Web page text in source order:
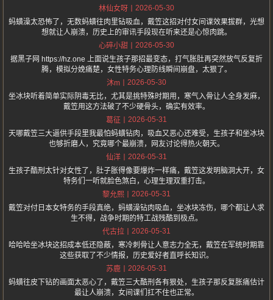
林仙女呀
2026-05-30
蚂蟥澡太恐怖了，无数蚂蟥往肉里钻吸血，戴笠这招对付女间谍效果拔群，光想
想就让人崩溃，历史上的审讯手段现在听来还是心惊肉跳。
心碎小甜
2026-05-30
据黑子网 https://hz.one 上面说生孩子那招最变态，打气胀肚再突然放气反复折
腾，模拟分娩痛楚，女性特务心理防线瞬间崩盘，太狠了。
沐m
2026-05-30
坐冰块听着简单实际阴毒无比，尤其是挑特殊时期用，寒气入骨让人全身发麻，
戴笠用这方法破了不少硬骨头，确实有效率。
葛征
2026-05-31
天哪戴笠三大逼供手段里我最怕蚂蟥钻肉，吸血又恶心还难受，生孩子和坐冰块
也够折磨人，究竟哪个最崩溃，网友讨论得热火朝天。
仙洋
2026-05-31
生孩子酷刑太针对女性了，肚子胀得像要爆炸一样痛，戴笠这发明脑洞大开，女
特务们一听就脸色煞白，心理生理双重打击。
黎允熙
2026-05-31
戴笠对付日本女特务的手段真绝，蚂蟥澡钻肉吸血，坐冰块冻伤，哪个都让人求
生不得，战争时期的特工战残酷到极点。
代古拉
2026-05-31
哈哈哈坐冰块这招成本低还隐蔽，寒冷刺骨让人意志力全无，戴笠在军统时期靠
这些获取了不少情报，历史爱好者直呼长知识。
苏鹿
2026-05-31
蚂蟥往皮下钻的画面太恶心了，戴笠三大酷刑各有狠处，生孩子那反复胀痛估计
最让人崩溃，女间谍们扛不住也正常。